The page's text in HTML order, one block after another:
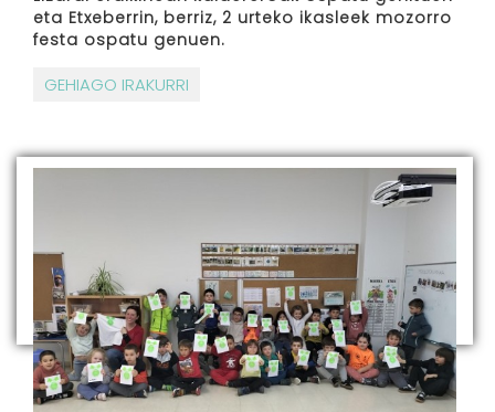
eta Etxeberrin, berriz, 2 urteko ikasleek mozorro
festa ospatu genuen.
GEHIAGO IRAKURRI